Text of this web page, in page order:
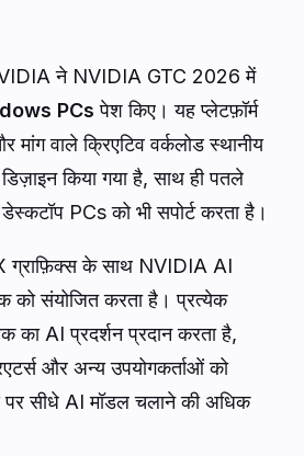
ने NVIDIA GTC 2026 में
PCs पेश किए। यह प्लेटफ़ॉर्म
वाले क्रिएटिव वर्कलोड स्थानीय
किया गया है, साथ ही पतले
PCs को भी सपोर्ट करता है।
ग्राफ़िक्स के साथ NVIDIA AI
को संयोजित करता है। प्रत्येक
का AI प्रदर्शन प्रदान करता है,
और अन्य उपयोगकर्ताओं को
सीधे AI मॉडल चलाने की अधिक